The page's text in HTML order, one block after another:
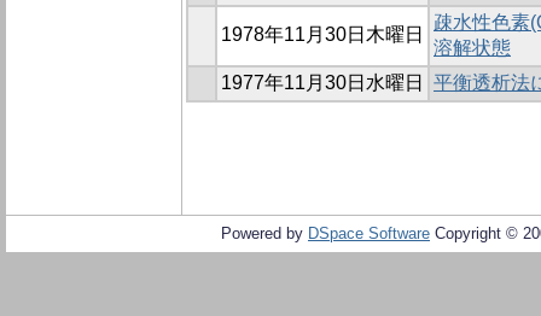
1978年11月30日木曜日
疎水性色素
溶解状態
1977年11月30日水曜日
平衡透析法
Powered by DSpace Software Copyright ©